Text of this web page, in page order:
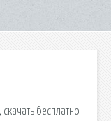
бесплатно